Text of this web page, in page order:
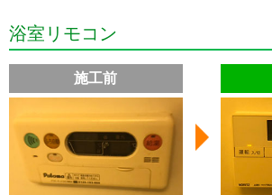
浴室リモコン
施工前